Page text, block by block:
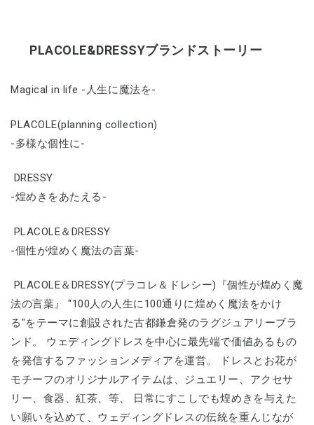
PLACOLE&DRESSYブランドストーリー
Magical in life -人生に魔法を-
PLACOLE(planning collection)
-多様な個性に-
DRESSY
-煌めきをあたえる-
PLACOLE＆DRESSY
-個性が煌めく魔法の言葉-
PLACOLE＆DRESSY(プラコレ＆ドレシー)『個性が煌めく魔
法の言葉』 "100人の人生に100通りに煌めく魔法をかけ
る"をテーマに創設された古都鎌倉発のラグジュアリーブラ
ンド。 ウェディングドレスを中心に最先端で価値あるもの
を発信するファッションメディアを運営。 ドレスとお花が
モチーフのオリジナルアイテムは、ジュエリー、アクセサ
リー、食器、紅茶、等、 日常にすこしでも煌めきを与えた
い願いを込めて、ウェディングドレスの伝統を重んじなが